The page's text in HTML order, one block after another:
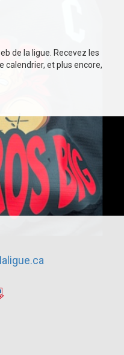
de la ligue. Recevez les
calendrier, et plus encore,